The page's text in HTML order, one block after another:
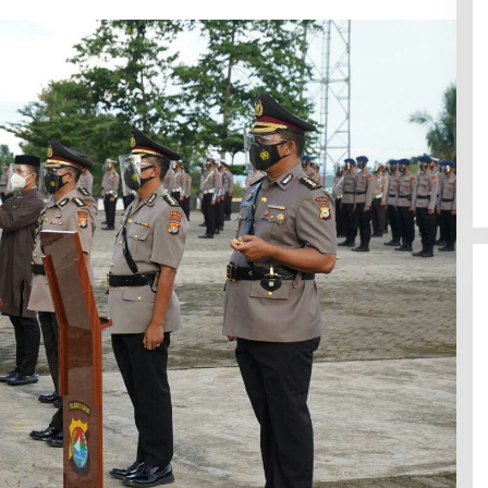
Jerat Modal dan Jeritan
Pedagang Ikan TPI Kasiwa Mamuju
Saat Harga Melonjak